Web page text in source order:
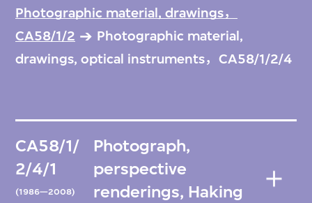
Photographic material, drawings，
CA58/1/2
Photographic material,
drawings, optical instruments，CA58/1/2/4
CA58/1/
2/4/1
(1986—2008)
Photograph,
perspective
renderings, Haking